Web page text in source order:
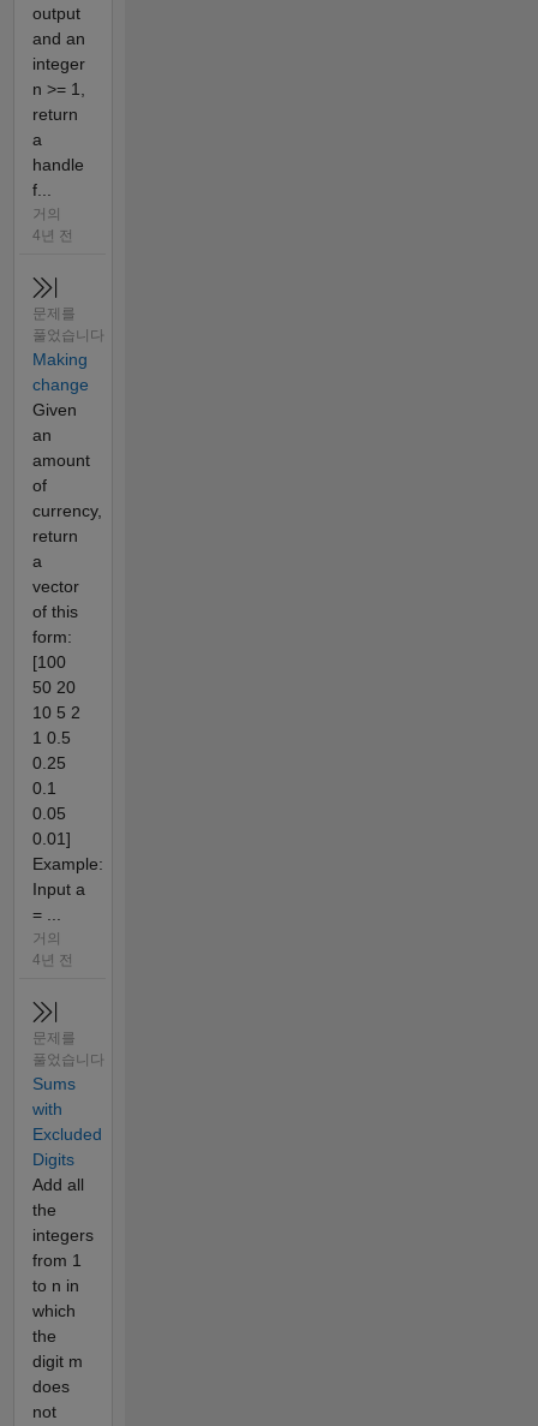
output
and an
integer
n >= 1,
return
a
handle
f...
거의
4년 전
문제를
풀었습니다
Making
change
Given
an
amount
of
currency,
return
a
vector
of this
form:
[100
50 20
10 5 2
1 0.5
0.25
0.1
0.05
0.01]
Example:
Input a
= ...
거의
4년 전
문제를
풀었습니다
Sums
with
Excluded
Digits
Add all
the
integers
from 1
to n in
which
the
digit m
does
not